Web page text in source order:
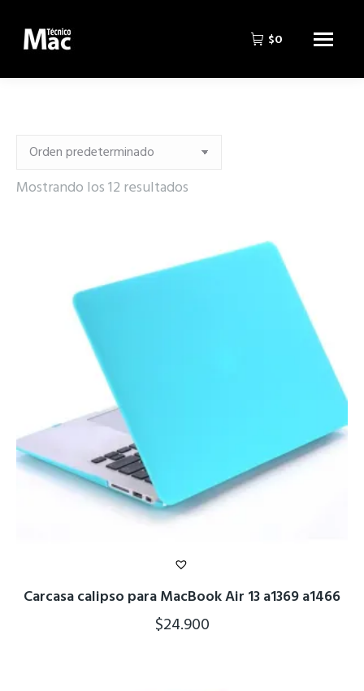
$0
Mostrando los 12 resultados
Carcasa calipso para MacBook Air 13 a1369 a1466
$24.900